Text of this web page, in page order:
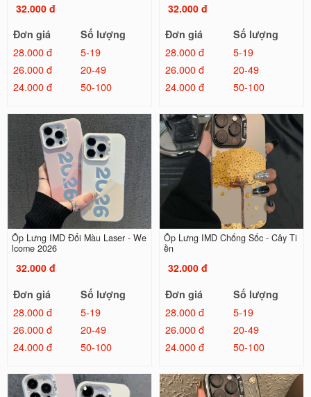
32.000 đ
Đơn giá
Số lượng
28.000 đ
5-19
26.000 đ
20-49
24.000 đ
50-100
32.000 đ
Đơn giá
Số lượng
28.000 đ
5-19
26.000 đ
20-49
24.000 đ
50-100
Ốp Lưng IMD Đổi Màu Laser - We
lcome 2026
32.000 đ
Đơn giá
Số lượng
28.000 đ
5-19
26.000 đ
20-49
24.000 đ
50-100
Ốp Lưng IMD Chống Sốc - Cây Ti
ền
32.000 đ
Đơn giá
Số lượng
28.000 đ
5-19
26.000 đ
20-49
24.000 đ
50-100